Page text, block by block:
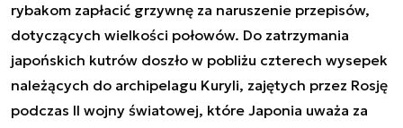
rybakom zapłacić grzywnę za naruszenie przepisów,
dotyczących wielkości połowów. Do zatrzymania
japońskich kutrów doszło w pobliżu czterech wysepek
należących do archipelagu Kuryli, zajętych przez Rosję
podczas II wojny światowej, które Japonia uważa za